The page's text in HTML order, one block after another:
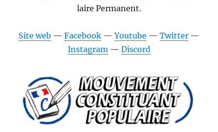
laire Permanent.
Site web — Face­book —Youtube — Twit­ter —
Insta­gram — Dis­cord